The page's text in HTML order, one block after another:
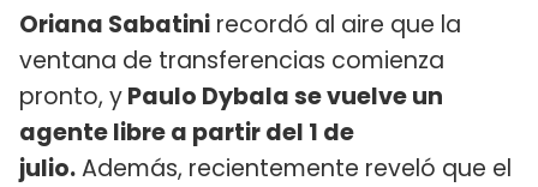
Oriana Sabatini recordó al aire que la
ventana de transferencias comienza
pronto, yPaulo Dybala se vuelve un
agente libre a partir del 1 de
julio.Además, recientemente reveló que el